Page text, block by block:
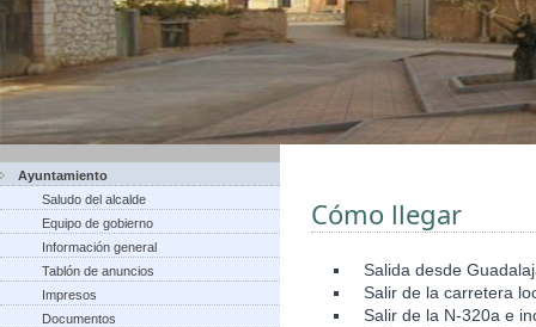
Ayuntamiento
Saludo del alcalde
Equipo de gobierno
Información general
Tablón de anuncios
Impresos
Documentos
Cómo llegar
Salida desde
Salir de la carretera
Salir de la N-320a e